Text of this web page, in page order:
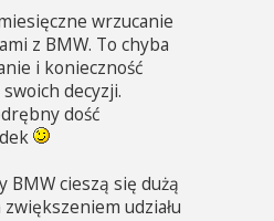
wrzucanie
z BMW. To chyba
i konieczność
decyzji.
dość
BMW cieszą się dużą
udziału